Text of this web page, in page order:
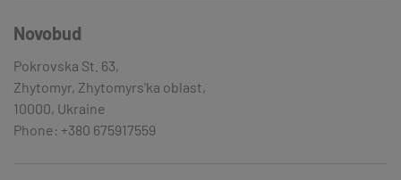
Novobud
Pokrovska St. 63,
Zhytomyr, Zhytomyrs'ka oblast,
10000, Ukraine
Phone: +380 675917559